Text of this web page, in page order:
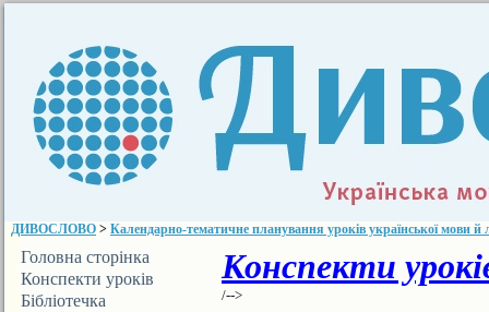
ДИВОСЛОВО > Календарно-тематичне планування уроків української мови й
Головна сторінка
Конспекти уроків
Бібліотечка
Конспекти
/-->